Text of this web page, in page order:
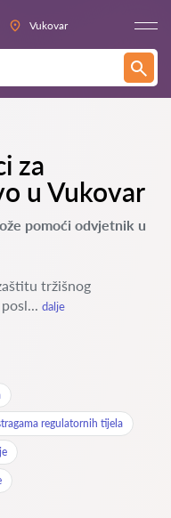
Vukovar
za
u Vukovar
pomoći odvjetnik u
tržišnog
dalje
regulatornih tijela